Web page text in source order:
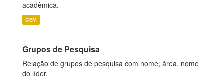
acadêmica.
CSV
Grupos de Pesquisa
Relação de grupos de pesquisa com nome, área, nome
do líder.